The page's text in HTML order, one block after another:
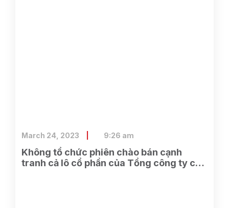
Không tổ chức phiên chào bán cạnh
tranh cả lô cổ phần của Tổng công ty cổ
March 24, 2023 9:26 am